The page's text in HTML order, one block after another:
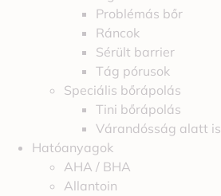
Problémás bőr
Ráncok
Sérült barrier
Tág pórusok
Speciális bőrápolás
Tini bőrápolás
Várandósság alatt is
Hatóanyagok
AHA / BHA
Allantoin